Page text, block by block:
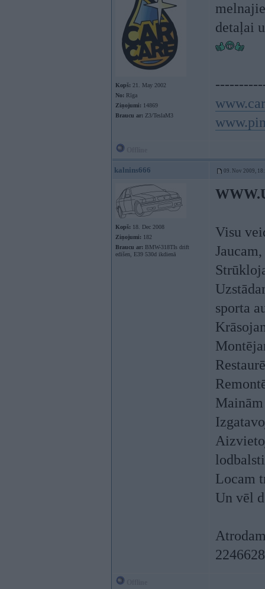
Kopš: 21. May 2002
No: Rīga
Ziņojumi: 14869
Braucu ar: Z3/TeslaM3
detaļai
kalnins666 09. Nov 2009,
Kopš: 18. Dec 2008
Ziņojumi: 182
Braucu ar: BMW-318TIs drift
edišen, E39 530d ikdienā
Visu
sporta
Locam
Un vēl